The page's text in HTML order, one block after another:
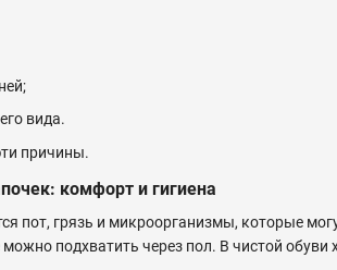
вида.
причины.
комфорт и гигиена
пот, грязь и микроорганизмы, которые
подхватить через пол. В чистой